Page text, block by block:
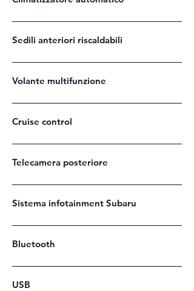
Sedili anteriori riscaldabili
Volante multifunzione
Cruise control
Telecamera posteriore
Sistema infotainment Subaru
Bluetooth
USB